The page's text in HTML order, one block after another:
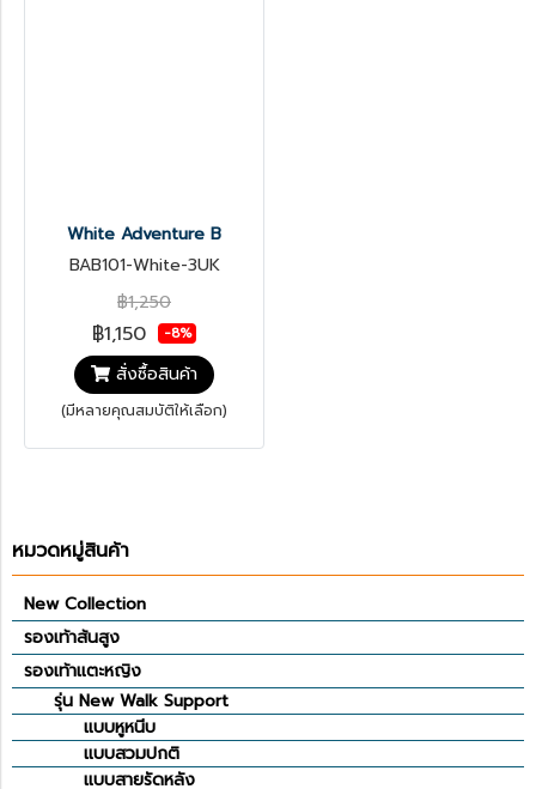
White Adventure B
BAB101-White-3UK
฿1,250
฿1,150 -8%
สั่งซื้อสินค้า
(มีหลายคุณสมบัติให้เลือก)
หมวดหมู่สินค้า
New Collection
รองเท้าส้นสูง
รองเท้าแตะหญิง
รุ่น New Walk Support
แบบหูหนีบ
แบบสวมปกติ
แบบสายรัดหลัง